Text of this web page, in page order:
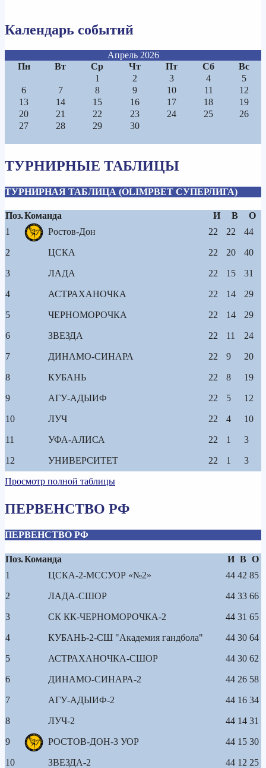
Календарь событий
Апрель 2026
Пн
Вт Ср Чт Пт Сб
Вс
1
2 3 4
5
6
7 8 9 10 11
12
13
14 15 16 17 18
19
20
21 22 23 24 25
26
27
28 29 30
ТУРНИРНЫЕ ТАБЛИЦЫ
ТУРНИРНАЯ ТАБЛИЦА (OLIMPBET СУПЕРЛИГА)
Поз.Команда И В
О
1
Ростов-Дон 22 22 44
2 ЦСКА 22 20 40
3 ЛАДА 22 15 31
4 АСТРАХАНОЧКА 22 14 29
5 ЧЕРНОМОРОЧКА 22 14 29
6 ЗВЕЗДА 22 11 24
7 ДИНАМО-СИНАРА 22 9 20
8 КУБАНЬ 22 8 19
9 АГУ-АДЫИФ 22 5 12
10 ЛУЧ 22 4 10
11 УФА-АЛИСА 22 1 3
12 УНИВЕРСИТЕТ 22 1 3
Просмотр полной таблицы
ПЕРВЕНСТВО РФ
ПЕРВЕНСТВО РФ
Поз.Команда И В О
1
ЦСКА-2-МССУОР «№2» 44 42 85
2 ЛАДА-СШОР 44 33 66
3 СК КК-ЧЕРНОМОРОЧКА-2 44 31 65
4 КУБАНЬ-2-СШ "Академия гандбола" 44 30 64
5 АСТРАХАНОЧКА-СШОР 44 30 62
6 ДИНАМО-СИНАРА-2 44 26 58
7 АГУ-АДЫИФ-2 44 16 34
8 ЛУЧ-2 44 14 31
9 РОСТОВ-ДОН-3 УОР 44 15 30
10 ЗВЕЗДА-2 44 12 25